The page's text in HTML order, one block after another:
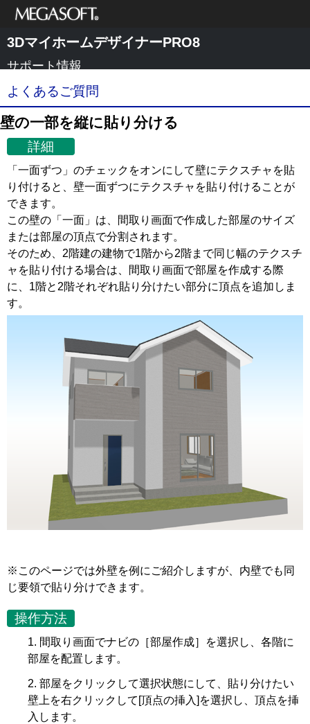
メガソフト株式
会社
3DマイホームデザイナーPRO8
サポート情報
よくあるご質問
壁の一部を縦に貼り分ける
詳細
「一面ずつ」のチェックをオンにして壁にテクスチャを貼
り付けると、壁一面ずつにテクスチャを貼り付けることが
できます。
この壁の「一面」は、間取り画面で作成した部屋のサイズ
または部屋の頂点で分割されます。
そのため、2階建の建物で1階から2階まで同じ幅のテクスチ
ャを貼り付ける場合は、間取り画面で部屋を作成する際
に、1階と2階それぞれ貼り分けたい部分に頂点を追加しま
す。
※このページでは外壁を例にご紹介しますが、内壁でも同
じ要領で貼り分けできます。
操作方法
間取り画面でナビの［部屋作成］を選択し、各階に
部屋を配置します。
部屋をクリックして選択状態にして、貼り分けたい
壁上を右クリックして[頂点の挿入]を選択し、頂点を挿
入します。